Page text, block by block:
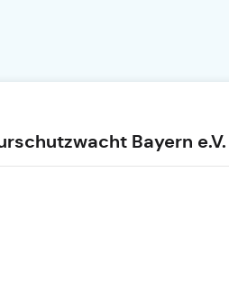
Bayern